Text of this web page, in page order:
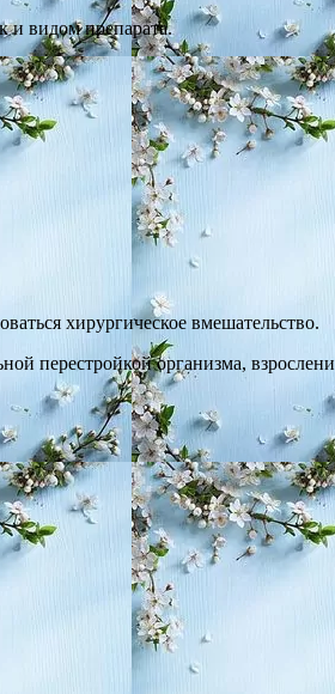
и видом препарата.
хирургическое вмешательство.
перестройкой организма,